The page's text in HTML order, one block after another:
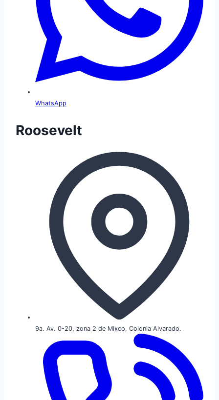
WhatsApp
Roosevelt
9a. Av. 0-20, zona 2 de Mixco, Colonia Alvarado.